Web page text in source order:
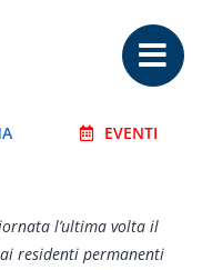
EVENTI
l’ultima volta il
residenti permanenti